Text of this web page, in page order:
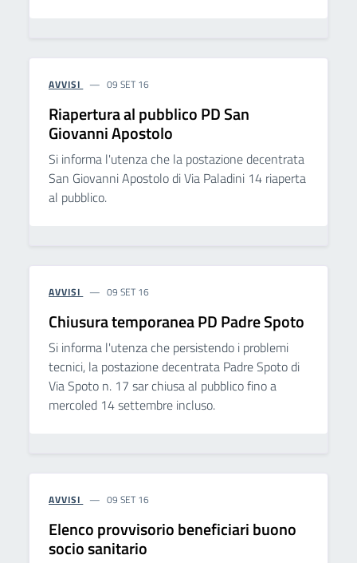
AVVISI 09 SET 16
Riapertura al pubblico PD San
Giovanni Apostolo
Si informa l'utenza che la postazione decentrata
San Giovanni Apostolo di Via Paladini 14 riaperta
al pubblico.
AVVISI 09 SET 16
Chiusura temporanea PD Padre Spoto
Si informa l'utenza che persistendo i problemi
tecnici, la postazione decentrata Padre Spoto di
Via Spoto n. 17 sar chiusa al pubblico fino a
mercoled 14 settembre incluso.
AVVISI 09 SET 16
Elenco provvisorio beneficiari buono
socio sanitario